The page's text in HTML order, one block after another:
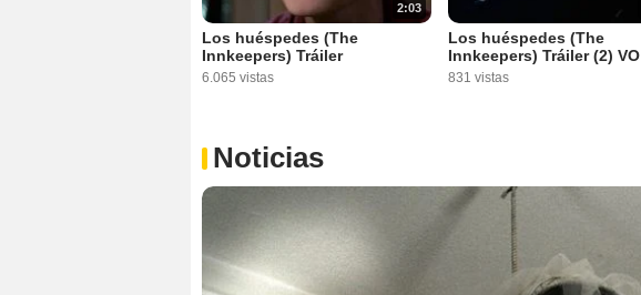
2:03
Los huéspedes (The
Innkeepers) Tráiler
6.065 vistas
Los huéspedes (The
Innkeepers) Tráiler (2) VO
831 vistas
Noticias